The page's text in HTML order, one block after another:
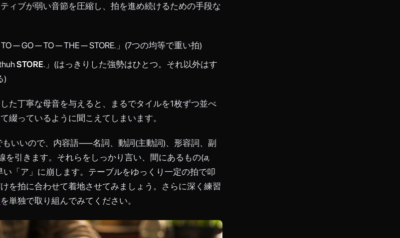
ィブが弱い音節を圧縮し、拍を進め続けるための手段な
TO — GO — TO — THE — STORE.」(7つの均等で重い拍)
STORE.」(はっきりした強勢はひとつ。それ以外はす
)
た丁寧な母音を与えると、まるでタイルを1枚ずつ並べ
綴っているように聞こえてしまいます。
もいいので、内容語——名詞、動詞(主動詞)、形容詞、副
引きます。それらをしっかり言い、間にあるもの(a,
い「ア」に崩します。テーブルをゆっくり一定の拍で叩
を拍に合わせて着地させてみましょう。さらに深く練習
を単独で取り組んでみてください。